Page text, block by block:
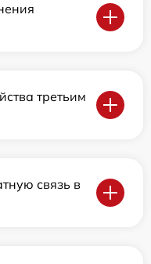
третьим
связь в